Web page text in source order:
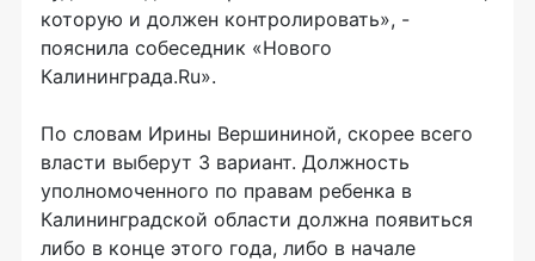
которую и должен контролировать», -
пояснила собеседник «Нового
Калининграда.Ru».
По словам Ирины Вершининой, скорее всего
власти выберут 3 вариант. Должность
уполномоченного по правам ребенка в
Калининградской области должна появиться
либо в конце этого года, либо в начале